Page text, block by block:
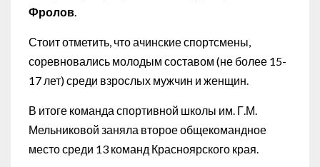
Фролов.
Стоит отметить, что ачинские спортсмены,
соревновались молодым составом (не более 15-
17 лет) среди взрослых мужчин и женщин.
В итоге команда спортивной школы им. Г.М.
Мельниковой заняла второе общекомандное
место среди 13 команд Красноярского края.